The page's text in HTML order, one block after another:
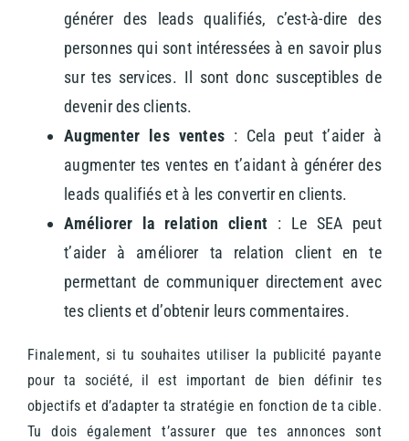
générer des leads qualifiés, c’est-à-dire des
personnes qui sont intéressées à en savoir plus
sur tes services. Il sont donc susceptibles de
devenir des clients.
Augmenter les ventes : Cela peut t’aider à
augmenter tes ventes en t’aidant à générer des
leads qualifiés et à les convertir en clients.
Améliorer la relation client : Le SEA peut
t’aider à améliorer ta relation client en te
permettant de communiquer directement avec
tes clients et d’obtenir leurs commentaires.
Finalement, si tu souhaites utiliser la publicité payante
pour ta société, il est important de bien définir tes
objectifs et d’adapter ta stratégie en fonction de ta cible.
Tu dois également t’assurer que tes annonces sont